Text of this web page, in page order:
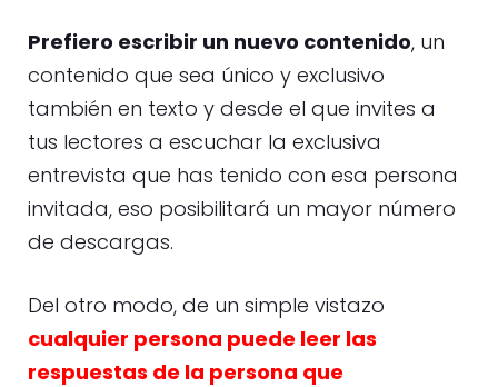
Prefiero escribir un nuevo contenido, un
contenido que sea único y exclusivo
también en texto y desde el que invites a
tus lectores a escuchar la exclusiva
entrevista que has tenido con esa persona
invitada, eso posibilitará un mayor número
de descargas.
Del otro modo, de un simple vistazo
cualquier persona puede leer las
respuestas de la persona que